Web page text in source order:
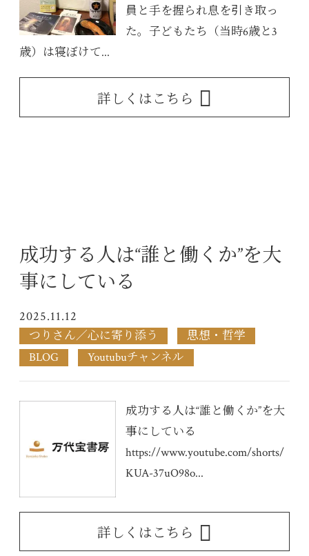
員と手を握られ息を引き取っ
た。子どもたち（当時6歳と3
歳）は寝ぼけて...
詳しくはこちら
成功する人は“誰と働くか”を大
事にしている
2025.11.12
つりさん／心に寄り添う
思想・哲学
BLOG
Youtubuチャンネル
成功する人は“誰と働くか”を大
事にしている
https://www.youtube.com/shorts/
KUA-37uO98o...
詳しくはこちら